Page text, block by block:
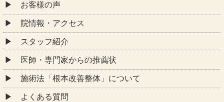
お客様の声
院情報・アクセス
スタッフ紹介
医師・専門家からの推薦状
施術法「根本改善整体」について
よくある質問